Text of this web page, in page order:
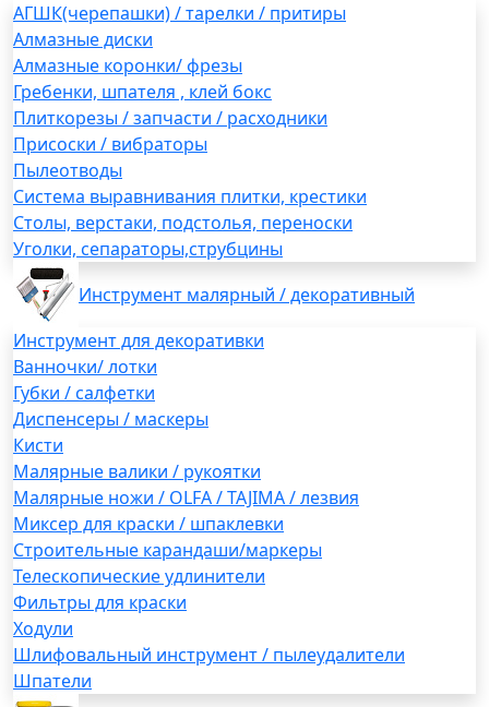
АГШК(черепашки) / тарелки / притиры
Алмазные диски
Алмазные коронки/ фрезы
Гребенки, шпателя , клей бокс
Плиткорезы / запчасти / расходники
Присоски / вибраторы
Пылеотводы
Система выравнивания плитки, крестики
Столы, верстаки, подстолья, переноски
Уголки, сепараторы,струбцины
Инструмент малярный / декоративный
Инструмент для декоративки
Ванночки/ лотки
Губки / салфетки
Диспенсеры / маскеры
Кисти
Малярные валики / рукоятки
Малярные ножи / OLFA / TAJIMA / лезвия
Миксер для краски / шпаклевки
Строительные карандаши/маркеры
Телескопические удлинители
Фильтры для краски
Ходули
Шлифовальный инструмент / пылеудалители
Шпатели